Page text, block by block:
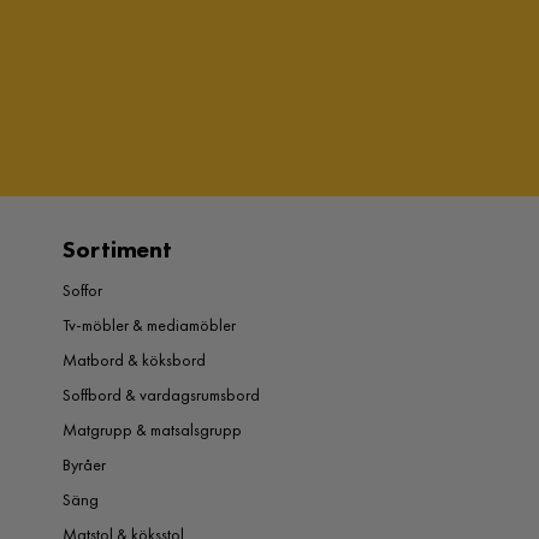
Sortiment
Soffor
Tv-möbler & mediamöbler
Matbord & köksbord
Soffbord & vardagsrumsbord
Matgrupp & matsalsgrupp
Byråer
Säng
Matstol & köksstol